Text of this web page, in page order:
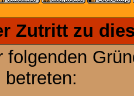
Zutritt zu
folgenden